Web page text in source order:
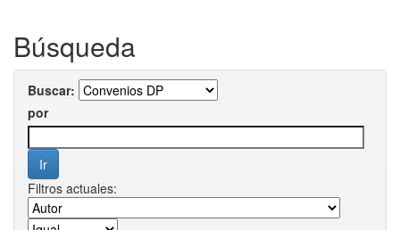
Búsqueda
Buscar:
por
Filtros actuales: